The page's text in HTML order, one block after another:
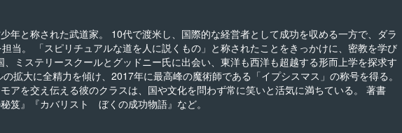
年と称された武道家。 10代で渡米し、国際的な経営者として成功を収める一方で、ダラ
当。 「スピリチュアルな道を人に説くもの」と称されたことをきっかけに、密教を学び
ミステリースクールとグッドニー氏に出会い、東洋も西洋も超越する形而上学を探求す
拡大に全精力を傾け、2017年に最高峰の魔術師である「イプシスマス」の称号を得る。
アを交え伝える彼のクラスは、国や文化を問わず常に笑いと活気に満ちている。 著書
笈』『カバリスト ぼくの成功物語』など。